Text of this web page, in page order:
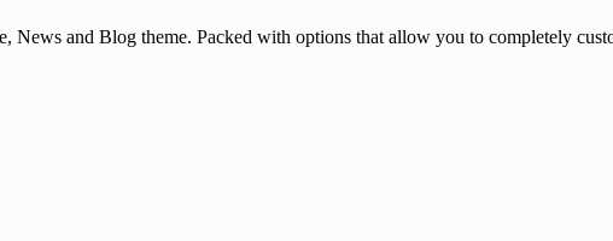
News and Blog theme. Packed with options that allow you to completely